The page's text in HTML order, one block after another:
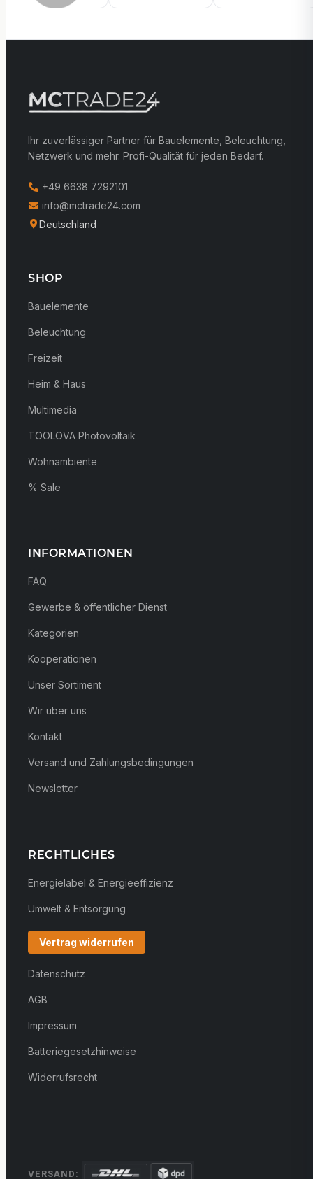
Ihr zuverlässiger Partner für Bauelemente, Beleuchtung,
Netzwerk und mehr. Profi-Qualität für jeden Bedarf.
+49 6638 7292101
info@mctrade24.com
Deutschland
SHOP
Bauelemente
Beleuchtung
Freizeit
Heim & Haus
Multimedia
TOOLOVA Photovoltaik
Wohnambiente
% Sale
INFORMATIONEN
FAQ
Gewerbe & öffentlicher Dienst
Kategorien
Kooperationen
Unser Sortiment
Wir über uns
Kontakt
Versand und Zahlungsbedingungen
Newsletter
RECHTLICHES
Energielabel & Energieeffizienz
Umwelt & Entsorgung
Vertrag widerrufen
Datenschutz
AGB
Impressum
Batteriegesetzhinweise
Widerrufsrecht
VERSAND: